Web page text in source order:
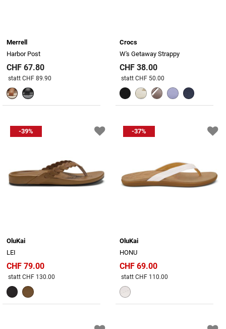
Merrell
Harbor Post
CHF 67.80
Preis reduziert von
statt CHF 89.90
Crocs
W's Getaway Strappy
CHF 38.00
Preis reduziert von
statt CHF 50.00
-39%
OluKai
LEI
CHF 79.00
Preis reduziert von
statt CHF 130.00
-37%
OluKai
HONU
CHF 69.00
Preis reduziert von
statt CHF 110.00